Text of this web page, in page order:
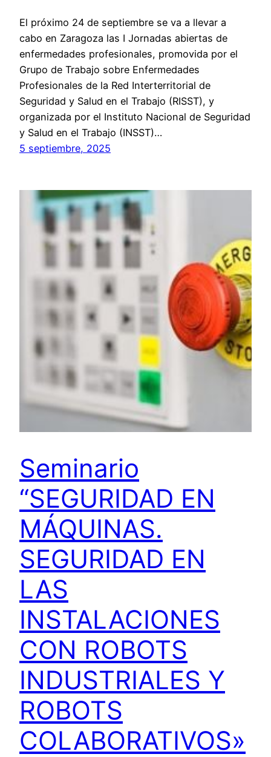
El próximo 24 de septiembre se va a llevar a
cabo en Zaragoza las I Jornadas abiertas de
enfermedades profesionales, promovida por el
Grupo de Trabajo sobre Enfermedades
Profesionales de la Red Interterritorial de
Seguridad y Salud en el Trabajo (RISST), y
organizada por el Instituto Nacional de Seguridad
y Salud en el Trabajo (INSST)…
5 septiembre, 2025
Seminario
“SEGURIDAD EN
MÁQUINAS.
SEGURIDAD EN
LAS
INSTALACIONES
CON ROBOTS
INDUSTRIALES Y
ROBOTS
COLABORATIVOS»